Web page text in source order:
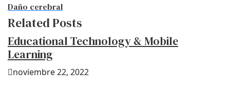
Daño cerebral
Related Posts
Educational Technology & Mobile
Learning
noviembre 22, 2022